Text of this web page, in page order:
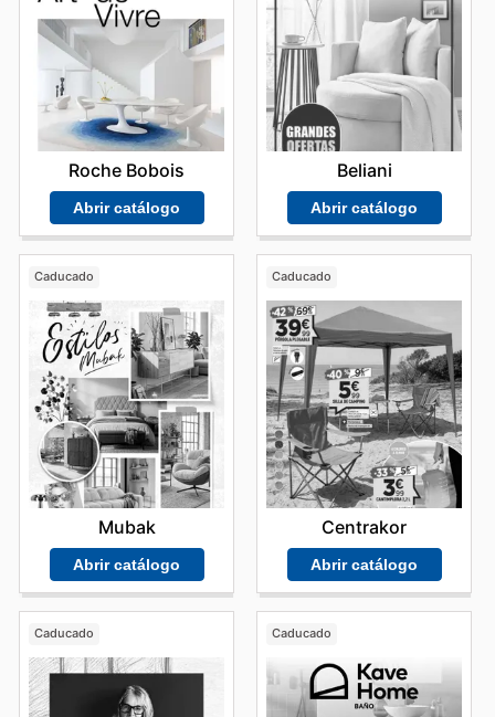
Roche Bobois
Abrir catálogo
Beliani
Abrir catálogo
Caducado
Mubak
Abrir catálogo
Caducado
Centrakor
Abrir catálogo
Caducado Caducado